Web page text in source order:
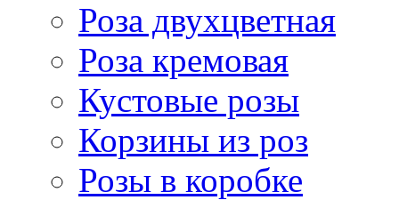
Роза двухцветная
Роза кремовая
Кустовые розы
Корзины из роз
Розы в коробке